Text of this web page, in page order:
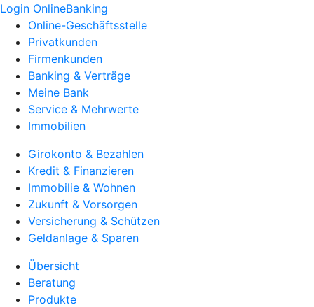
Login OnlineBanking
Online-Geschäftsstelle
Privatkunden
Firmenkunden
Banking & Verträge
Meine Bank
Service & Mehrwerte
Immobilien
Girokonto & Bezahlen
Kredit & Finanzieren
Immobilie & Wohnen
Zukunft & Vorsorgen
Versicherung & Schützen
Geldanlage & Sparen
Übersicht
Beratung
Produkte